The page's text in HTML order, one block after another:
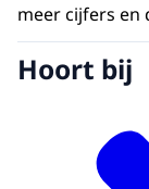
meer cijfers en
Hoort bij